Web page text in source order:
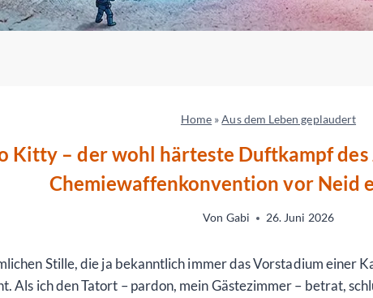
Home »Aus dem Leben geplaudert
Kitty – der wohl härteste Duftkampf des
Chemiewaffenkonvention vor Neid
Von Gabi 26. Juni 2026
Stille, die ja bekanntlich immer das Vorstadium einer
Als ich den Tatort – pardon, mein Gästezimmer – betrat,